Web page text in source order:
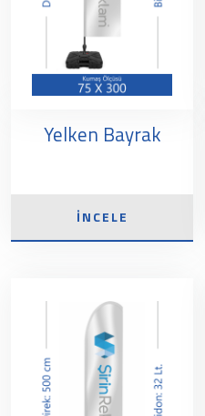
Yelken Bayrak
İNCELE